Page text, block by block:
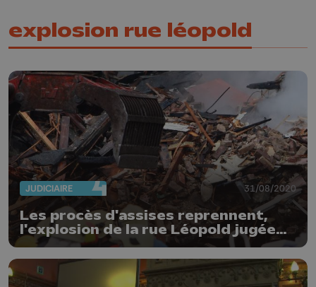
explosion rue léopold
JUDICIAIRE 31/08/2020
Les procès d'assises reprennent,
l'explosion de la rue Léopold jugée
en septembre